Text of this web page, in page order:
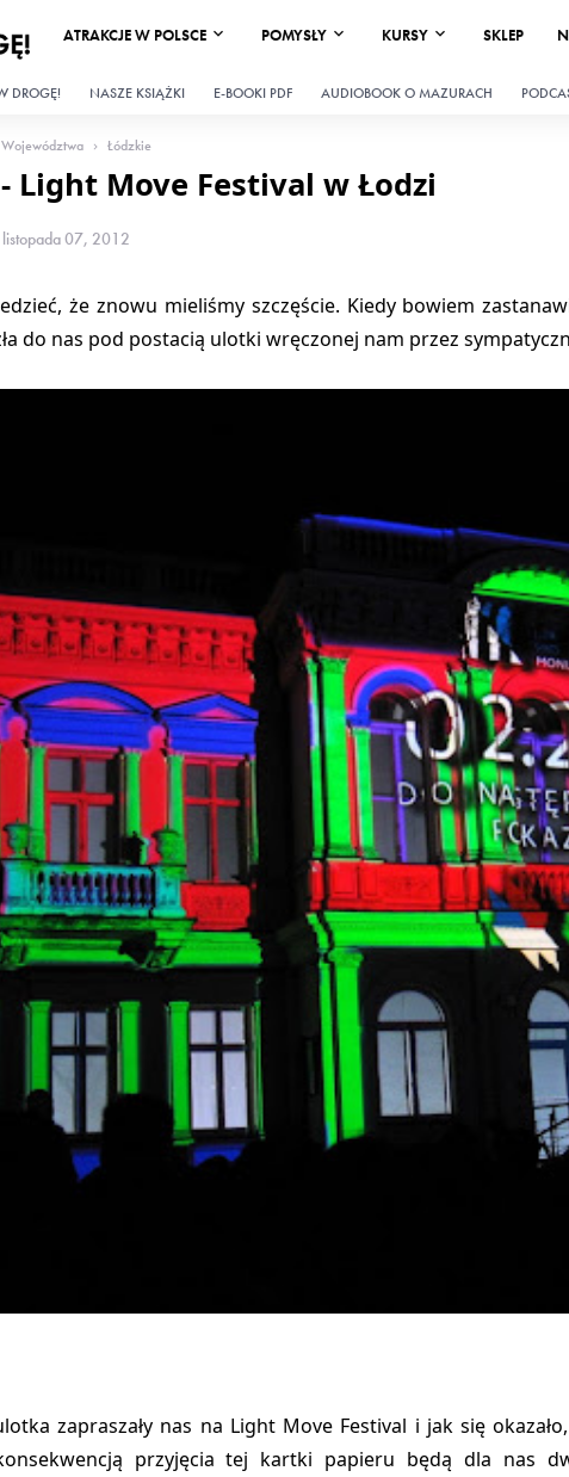
ATRAKCJE W POLSCE POMYSŁY KURSY SKLEP
DROGĘ! NASZE KSIĄŻKI E-BOOKI PDF AUDIOBOOK O MAZURACH
Województwa Łódzkie
Light Move Festival w Łodzi
listopada 07, 2012
że znowu mieliśmy szczęście. Kiedy bowiem
do nas pod postacią ulotki wręczonej nam przez
zapraszały nas na Light Move Festival i jak się
przyjęcia tej kartki papieru będą dla nas